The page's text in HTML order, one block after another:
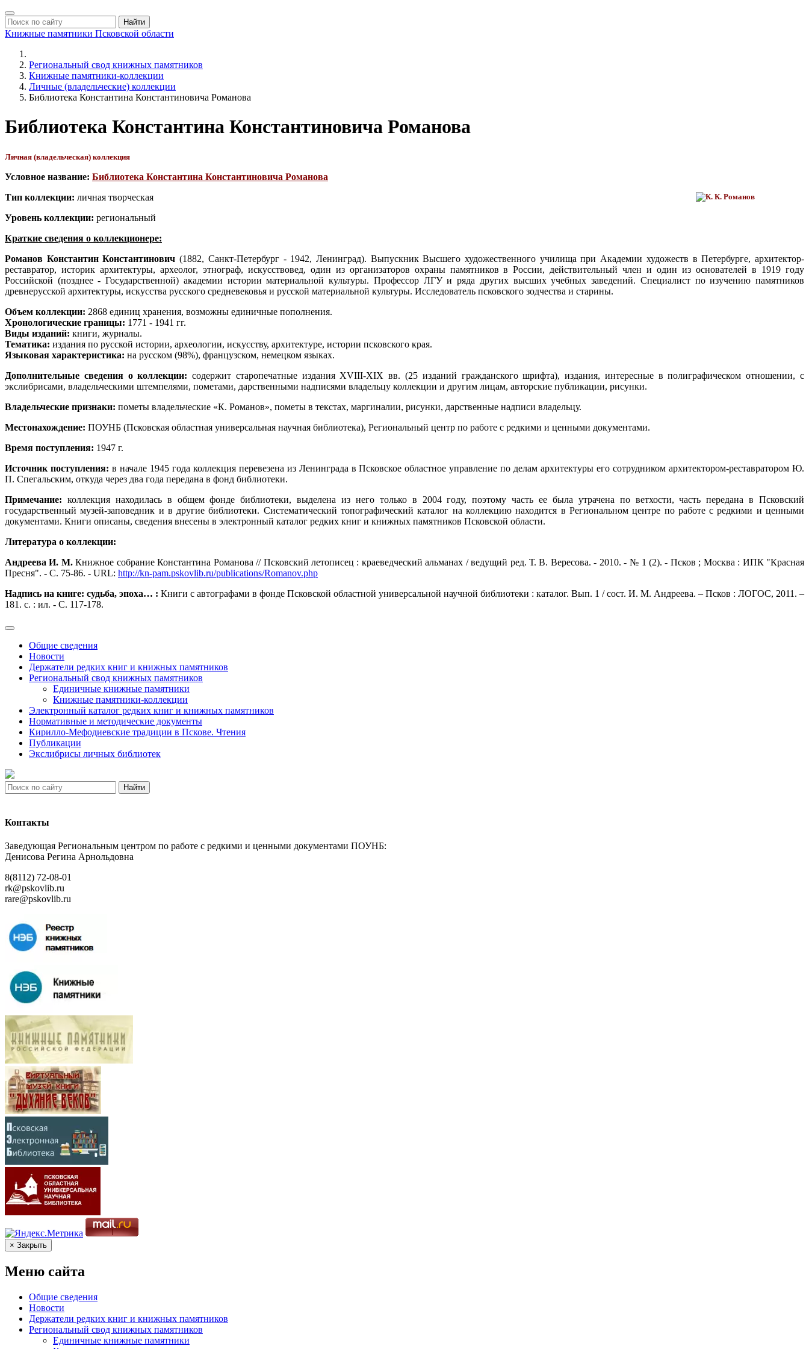
Найти
Книжные памятники Псковской области
Региональный свод книжных памятников
Книжные памятники-коллекции
Личные (владельческие) коллекции
Библиотека Константина Константиновича Романова
Библиотека Константина Константиновича Романова
Личная (владельческая) коллекция
Условное название: Библиотека Константина Константиновича Романова
Тип коллекции: личная творческая
Уровень коллекции: региональный
Краткие сведения о коллекционере:
Романов Константин Константинович(1882, Санкт-Петербург - 1942, Ленинград). Выпускник Высшего художественного училища при Академии художеств в Петербурге, архитектор-
реставратор, историк архитектуры, археолог, этнограф, искусствовед, один из организаторов охраны памятников в России, действительный член и один из основателей в 1919 году
Российской (позднее - Государственной) академии истории материальной культуры. Профессор ЛГУ и ряда других высших учебных заведений. Специалист по изучению памятников
древнерусской архитектуры, искусства русского средневековья и русской материальной культуры. Исследователь псковского зодчества и старины.
Объем коллекции: 2868 единиц хранения, возможны единичные пополнения.
Хронологические границы: 1771 - 1941 гг.
Виды изданий: книги, журналы.
Тематика: издания по русской истории, археологии, искусству, архитектуре, истории псковского края.
Языковая характеристика: на русском (98%), французском, немецком языках.
Дополнительные сведения о коллекции:содержит старопечатные издания XVIII-XIX вв. (25 изданий гражданского шрифта), издания, интересные в полиграфическом отношении, с
экслибрисами, владельческими штемпелями, пометами, дарственными надписями владельцу коллекции и другим лицам, авторские публикации, рисунки.
Владельческие признаки: пометы владельческие «К. Романов», пометы в текстах, маргиналии, рисунки, дарственные надписи владельцу.
Местонахождение: ПОУНБ (Псковская областная универсальная научная библиотека), Региональный центр по работе с редкими и ценными документами.
Время поступления: 1947 г.
Источник поступления: в начале 1945 года коллекция перевезена из Ленинграда в Псковское областное управление по делам архитектуры его сотрудником архитектором-реставратором Ю.
П. Спегальским, откуда через два года передана в фонд библиотеки.
Примечание: коллекция находилась в общем фонде библиотеки, выделена из него только в 2004 году, поэтому часть ее была утрачена по ветхости, часть передана в Псковский
государственный музей-заповедник и в другие библиотеки. Систематический топографический каталог на коллекцию находится в Региональном центре по работе с редкими и ценными
документами. Книги описаны, сведения внесены в электронный каталог редких книг и книжных памятников Псковской области.
Литература о коллекции:
Андреева И. М.Книжное собрание Константина Романова // Псковский летописец : краеведческий альманах / ведущий ред. Т. В. Вересова. - 2010. - № 1 (2). - Псков ; Москва : ИПК "Красная
Пресня". - С. 75-86. - URL: http://kn-pam.pskovlib.ru/publications/Romanov.php
Надпись на книге: судьба, эпоха… : Книги с автографами в фонде Псковской областной универсальной научной библиотеки : каталог. Вып. 1 / сост. И. М. Андреева. – Псков : ЛОГОС, 2011. –
181. с. : ил. - С. 117-178.
Общие сведения
Новости
Держатели редких книг и книжных памятников
Региональный свод книжных памятников
Единичные книжные памятники
Книжные памятники-коллекции
Электронный каталог редких книг и книжных памятников
Нормативные и методические документы
Кирилло-Мефодиевские традиции в Пскове. Чтения
Публикации
Экслибрисы личных библиотек
Найти
Контакты
Заведующая Региональным центром по работе с редкими и ценными документами ПОУНБ:
Денисова Регина Арнольдовна
8(8112) 72-08-01
rk@pskovlib.ru
rare@pskovlib.ru
× Закрыть
Меню сайта
Общие сведения
Новости
Держатели редких книг и книжных памятников
Региональный свод книжных памятников
Единичные книжные памятники